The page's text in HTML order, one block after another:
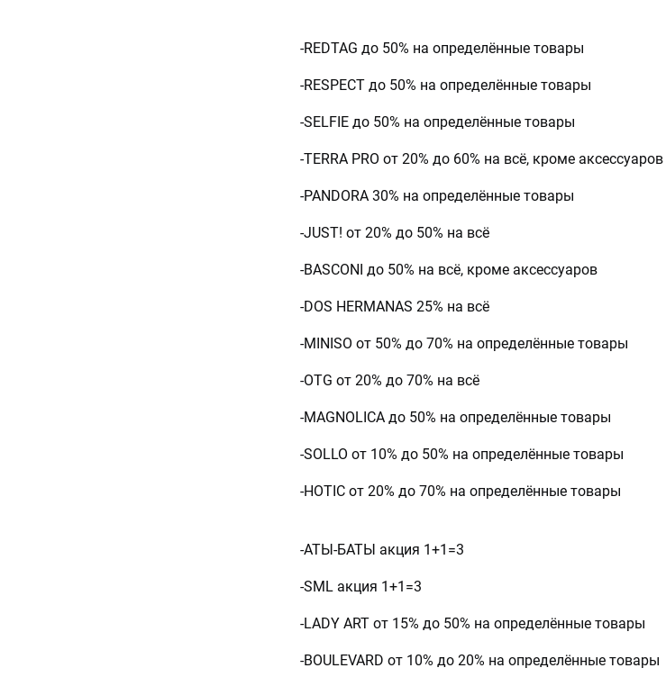
-REDTAG до 50% на определённые товары
-RESPECT до 50% на определённые товары
-SELFIE до 50% на определённые товары
-TERRA PRO от 20% до 60% на всё, кроме аксессуаров
-PANDORA 30% на определённые товары
-JUST! от 20% до 50% на всё
-BASCONI до 50% на всё, кроме аксессуаров
-DOS HERMANAS 25% на всё
-MINISO от 50% до 70% на определённые товары
-OTG от 20% до 70% на всё
-MAGNOLICA до 50% на определённые товары
-SOLLO от 10% до 50% на определённые товары
-HOTIC от 20% до 70% на определённые товары
-АТЫ-БАТЫ акция 1+1=3
-SML акция 1+1=3
-LADY ART от 15% до 50% на определённые товары
-BOULEVARD от 10% до 20% на определённые товары